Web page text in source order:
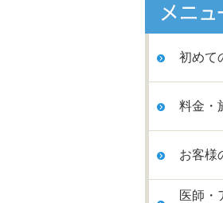
初めて
料金・
お客様
医師・